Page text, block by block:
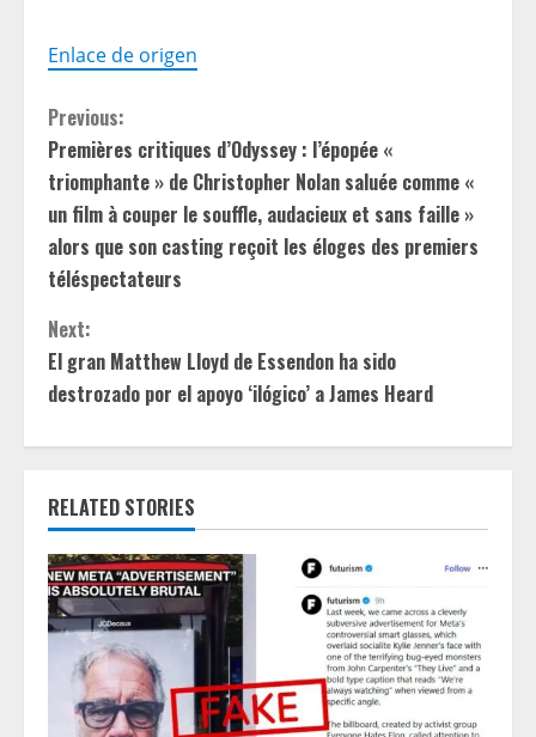
Enlace de origen
C
o
n
t
i
n
R
e
a
Previous:
Premières critiques d’Odyssey : l’épopée «
triomphante » de Christopher Nolan saluée comme «
un film à couper le souffle, audacieux et sans faille »
alors que son casting reçoit les éloges des premiers
téléspectateurs
Next:
El gran Matthew Lloyd de Essendon ha sido
destrozado por el apoyo ‘ilógico’ a James Heard
RELATED STORIES